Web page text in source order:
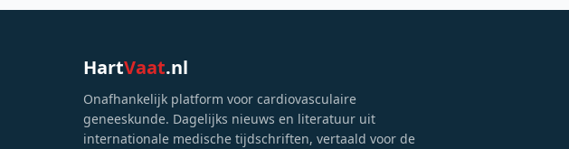
HartVaat.nl
Onafhankelijk platform voor cardiovasculaire
geneeskunde. Dagelijks nieuws en literatuur uit
internationale medische tijdschriften, vertaald voor de